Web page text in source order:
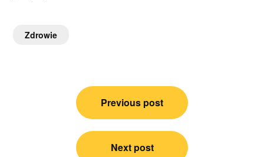
Zdrowie
Nawigacja
Previous post
Next post